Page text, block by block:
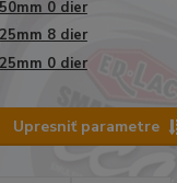
0 dier
8 dier
0 dier
Upresniť parametre